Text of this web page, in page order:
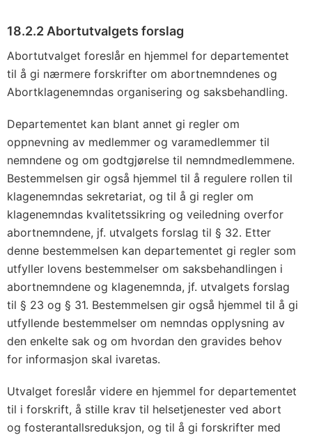
18.2.2 Abortutvalgets forslag
Abortutvalget foreslår en hjemmel for departementet
til å gi nærmere forskrifter om abortnemndenes og
Abortklagenemndas organisering og saksbehandling.
Departementet kan blant annet gi regler om
oppnevning av medlemmer og varamedlemmer til
nemndene og om godtgjørelse til nemndmedlemmene.
Bestemmelsen gir også hjemmel til å regulere rollen til
klagenemndas sekretariat, og til å gi regler om
klagenemndas kvalitetssikring og veiledning overfor
abortnemndene, jf. utvalgets forslag til § 32. Etter
denne bestemmelsen kan departementet gi regler som
utfyller lovens bestemmelser om saksbehandlingen i
abortnemndene og klagenemnda, jf. utvalgets forslag
til § 23 og § 31. Bestemmelsen gir også hjemmel til å gi
utfyllende bestemmelser om nemndas opplysning av
den enkelte sak og om hvordan den gravides behov
for informasjon skal ivaretas.
Utvalget foreslår videre en hjemmel for departementet
til i forskrift, å stille krav til helsetjenester ved abort
og fosterantallsreduksjon, og til å gi forskrifter med